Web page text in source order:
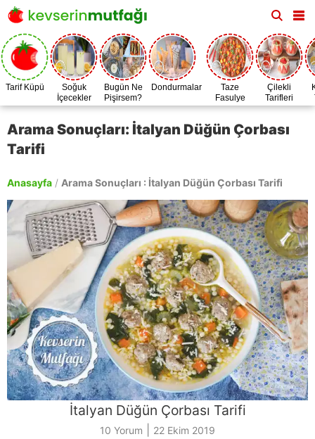
Tarif Küpü
Soğuk
İçecekler
Bugün Ne
Pişirsem?
Dondurmalar
Taze
Fasulye
Zamanı
Çilekli
Tarifleri
Arama Sonuçları: İtalyan Düğün Çorbası
Tarifi
Anasayfa / Arama Sonuçları : İtalyan Düğün Çorbası Tarifi
İtalyan Düğün Çorbası Tarifi
10 Yorum 22 Ekim 2019